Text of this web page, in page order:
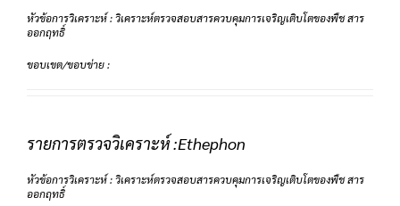
หัวข้อการวิเคราะห์ : วิเคราะห์ตรวจสอบสารควบคุมการเจริญเติบโตของพืช สาร
ออกฤทธิ์
ขอบเขต/ขอบข่าย :
รายการตรวจวิเคราะห์ :Ethephon
หัวข้อการวิเคราะห์ : วิเคราะห์ตรวจสอบสารควบคุมการเจริญเติบโตของพืช สาร
ออกฤทธิ์